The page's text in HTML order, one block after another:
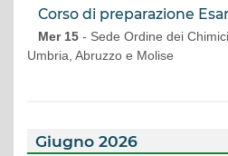
Corso di preparazione
Mer 15- Sede Ordine dei
Umbria, Abruzzo e Molise
Giugno 2026